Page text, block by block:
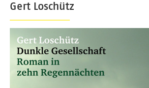
Gert Loschütz